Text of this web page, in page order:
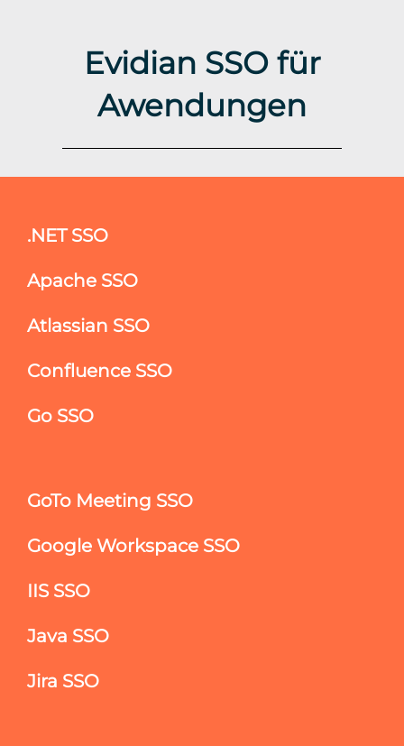
Evidian SSO für
Awendungen
.NET SSO
Apache SSO
Atlassian SSO
Confluence SSO
Go SSO
GoTo Meeting SSO
Google Workspace SSO
IIS SSO
Java SSO
Jira SSO